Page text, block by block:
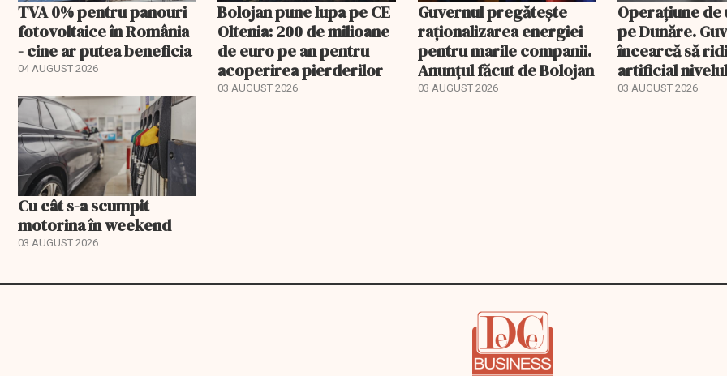
TVA 0% pentru panouri
fotovoltaice în România
- cine ar putea beneficia
04 AUGUST 2026
Bolojan pune lupa pe CE
Oltenia: 200 de milioane
de euro pe an pentru
acoperirea pierderilor
03 AUGUST 2026
Guvernul pregătește
raționalizarea energiei
pentru marile companii.
Anunțul făcut de Bolojan
03 AUGUST 2026
Operațiune
pe Dunăre.
încearcă să
artificial
pentru a salva
03 AUGUST 2026
Cu cât s-a scumpit
motorina în weekend
03 AUGUST 2026